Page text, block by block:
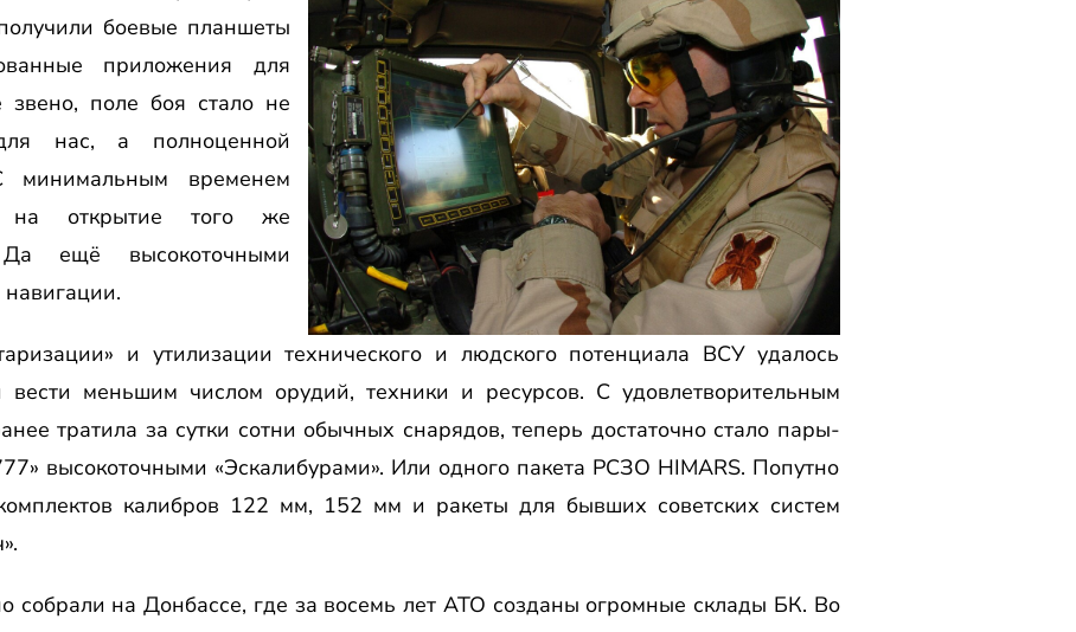
боевые планшеты
приложения для
звено, поле боя стало не
нас, а полноценной
минимальным временем
на открытие того же
Да ещё высокоточными
и утилизации технического и людского потенциала ВСУ удалось
вести меньшим числом орудий, техники и ресурсов. С удовлетворительным
тратила за сутки сотни обычных снарядов, теперь достаточно стало пары-
высокоточными «Эскалибурами». Или одного пакета РСЗО HIMARS. Попутно
калибров 122 мм, 152 мм и ракеты для бывших советских систем
собрали на Донбассе, где за восемь лет АТО созданы огромные склады БК. Во